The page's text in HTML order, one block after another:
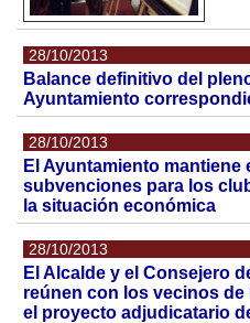
28/10/2013
Balance definitivo del
Ayuntamiento
28/10/2013
El Ayuntamiento mantiene
subvenciones para los
la situación económica
28/10/2013
El Alcalde y el Consejero
reúnen con los vecinos
el proyecto adjudicatario